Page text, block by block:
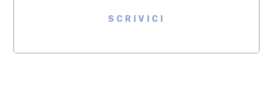
SCRIVICI